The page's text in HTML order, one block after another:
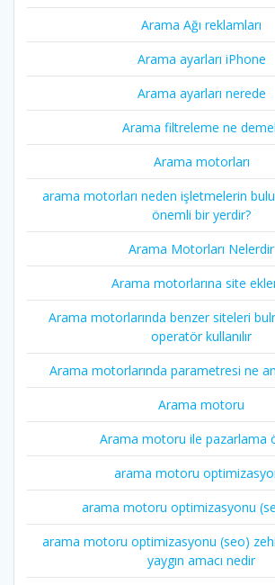
Arama Ağı reklamları
Arama ayarları iPhone
Arama ayarları nerede
Arama filtreleme ne
Arama motorları
arama motorları neden işletmelerin
önemli bir yerdir?
Arama Motorları Nelerdir
Arama motorlarına site
Arama motorlarında benzer siteleri
operatör kullanılır
Arama motorlarında parametresi ne
Arama motoru
Arama motoru ile pazarlama
arama motoru
arama motoru optimizasyonu
arama motoru optimizasyonu (seo)
yaygın amacı nedir